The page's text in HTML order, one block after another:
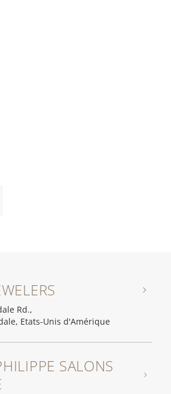
Rd.,
Etats-Unis d'Amérique
SALONS